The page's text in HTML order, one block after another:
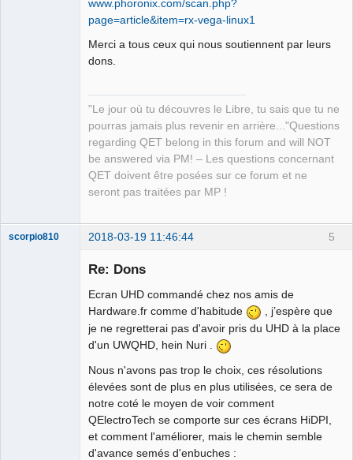
www.phoronix.com/scan.php?
page=article&item=rx-vega-linux1
Merci a tous ceux qui nous soutiennent par leurs
dons.
"Le jour où tu découvres le Libre, tu sais que tu ne
pourras jamais plus revenir en arrière..."Questions
regarding QET belong in this forum and will NOT
be answered via PM! – Les questions concernant
QET doivent être posées sur ce forum et ne
seront pas traitées par MP !
5
scorpio810 2018-03-19 11:46:44
Re: Dons
Ecran UHD commandé chez nos amis de
Hardware.fr comme d'habitude
, j’espère que
je ne regretterai pas d'avoir pris du UHD à la place
d'un UWQHD, hein Nuri .
Nous n'avons pas trop le choix, ces résolutions
élevées sont de plus en plus utilisées, ce sera de
notre coté le moyen de voir comment
QElectroTech se comporte sur ces écrans HiDPI,
et comment l'améliorer, mais le chemin semble
d'avance semés d'enbuches :